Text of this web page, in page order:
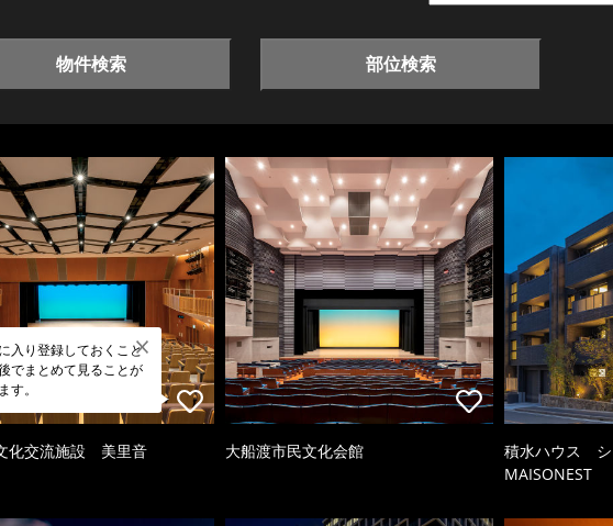
物件検索 部位検索
入り登録しておくこと
でまとめて見ることが
す。
化交流施設 美里音 大船渡市民文化会館
積水ハウス
MAISONEST